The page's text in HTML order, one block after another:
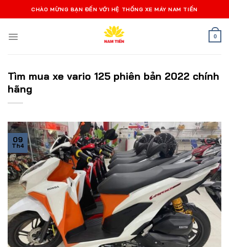
qua
dung
CHÀO MỪNG BẠN ĐẾN VỚI HỆ THỐNG XE MÁY NAM TIẾN
0
Tìm mua xe vario 125 phiên bản 2022 chính
hãng
09
Th4